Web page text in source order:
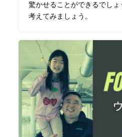
驚かせることができるでし
考えてみましょう。